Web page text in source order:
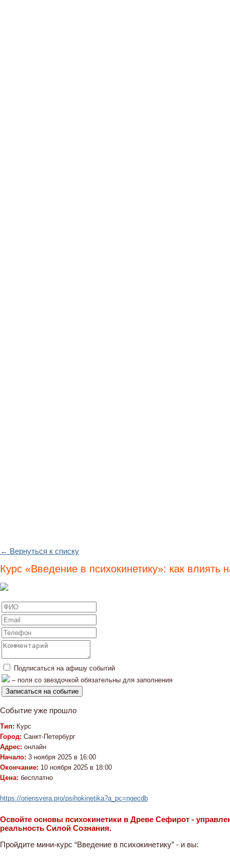
← Вернуться к списку
Курс «Введение в психокинетику»: как влиять
Подписаться на афишу событий
– поля со звездочкой обязательны для заполнения
Событие уже прошло
Тип: Курс
Город: Санкт-Петербург
Адрес: онлайн
Начало: 3 ноября 2025 в 16:00
Окончание: 10 ноября 2025 в 18:00
Цена: бесплатно
https://oriensvera.pro/psihokinetika?a_pc=ngecdb
Освойте основы психокинетики в Древе Сефирот -
реальность Силой Сознания.
Пройдите мини-курс “Введение в психокинетику” - и вы: